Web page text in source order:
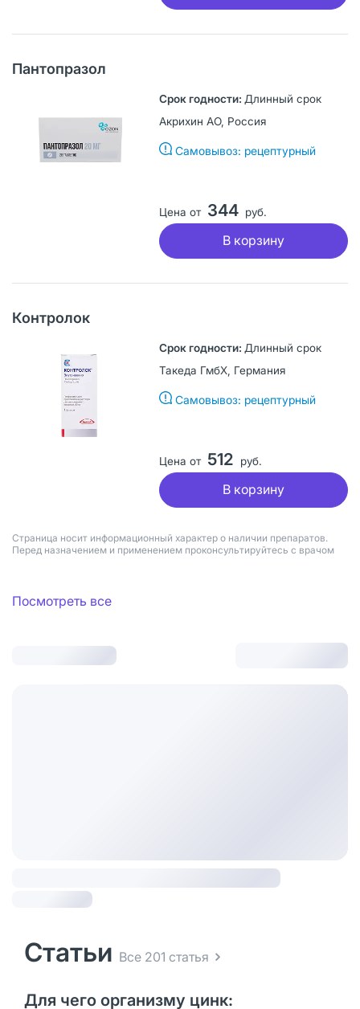
Пантопразол
Длинный срок
Акрихин АО, Россия
Самовывоз: рецептурный
Цена от 344 руб.
В корзину
Контролок
Длинный срок
Такеда ГмбХ, Германия
Самовывоз: рецептурный
Цена от 512 руб.
В корзину
Страница носит информационный характер о наличии препаратов.
Перед назначением и применением проконсультируйтесь с врачом
Посмотреть все
Статьи Все 201 статья
Для чего организму цинк: